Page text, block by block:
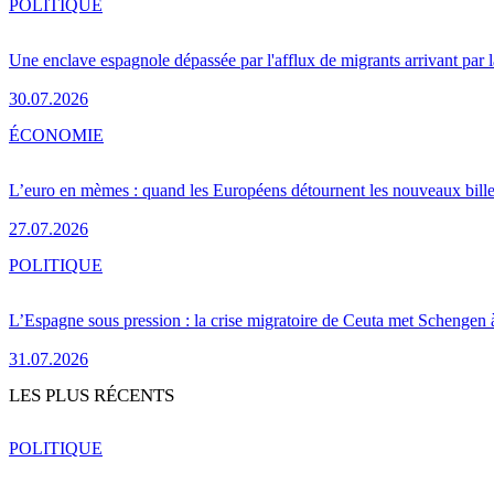
Une enclave espagnole dépassée par l'afflux de migrants arrivant par
30.07.2026
POLITIQUE
L’euro en mèmes : quand les Européens détournent les nouveaux
27.07.2026
ÉCONOMIE
L’Espagne sous pression : la crise migratoire de Ceuta met Schengen
31.07.2026
POLITIQUE
LES PLUS RÉCENTS
POLITIQUE